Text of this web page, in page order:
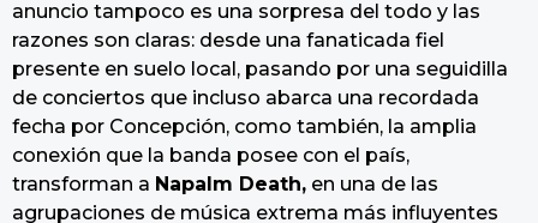
anuncio tampoco es una sorpresa del todo y las
razones son claras: desde una fanaticada fiel
presente en suelo local, pasando por una seguidilla
de conciertos que incluso abarca una recordada
fecha por Concepción, como también, la amplia
conexión que la banda posee con el país,
transforman a Napalm Death, en una de las
agrupaciones de música extrema más influyentes